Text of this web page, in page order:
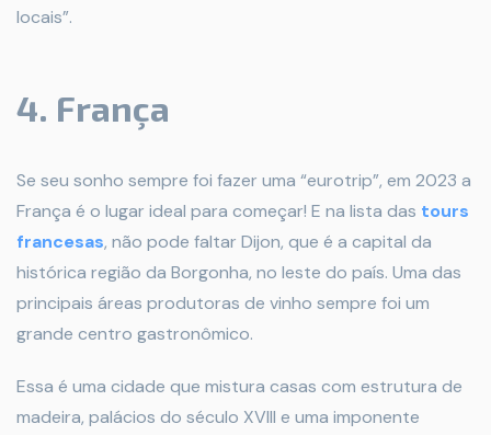
locais”.
4. França
Se seu sonho sempre foi fazer uma “eurotrip”, em 2023 a
França é o lugar ideal para começar! E na lista das tours
francesas, não pode faltar Dijon, que é a capital da
histórica região da Borgonha, no leste do país. Uma das
principais áreas produtoras de vinho sempre foi um
grande centro gastronômico.
Essa é uma cidade que mistura casas com estrutura de
madeira, palácios do século XVIII e uma imponente